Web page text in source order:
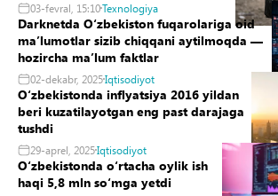
03-fevral, 15:10Texnologiya
Darknetda Oʻzbekiston fuqarolariga oid
maʼlumotlar sizib chiqqani aytilmoqda —
hozircha maʼlum faktlar
02-dekabr, 2025Iqtisodiyot
Oʻzbekistonda inflyatsiya 2016 yildan
beri kuzatilayotgan eng past darajaga
tushdi
29-aprel, 2025Iqtisodiyot
Oʻzbekistonda oʻrtacha oylik ish
haqi 5,8 mln soʻmga yetdi